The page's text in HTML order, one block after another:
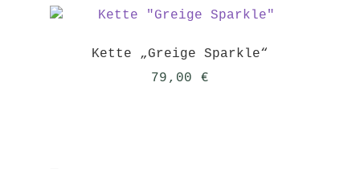
Kette „Greige Sparkle“
79,00 €